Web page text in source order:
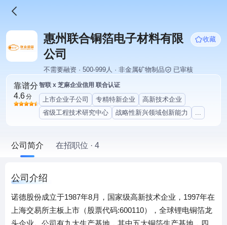
惠州联合铜箔电子材料有限
公司
收藏
不需要融资 · 500-999人 · 非金属矿物制品 已审核
靠谱分
4.6分
智联 x 芝麻企业信用 联合认证
上市企业子公司 专精特新企业
高新技术企业
省级工程技术研究中心
战略性新兴领域创新能力 ...
公司简介 在招职位 · 4
公司介绍
诺德股份成立于1987年8月，国家级高新技术企业，1997年在
上海交易所主板上市（股票代码:600110），全球锂电铜箔龙
头企业。公司有九大生产基地，其中五大铜箔生产基地，四